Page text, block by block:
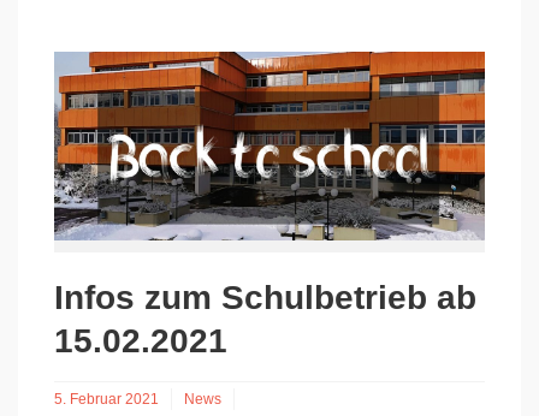
Infos zum Schulbetrieb ab
15.02.2021
5. Februar 2021 News